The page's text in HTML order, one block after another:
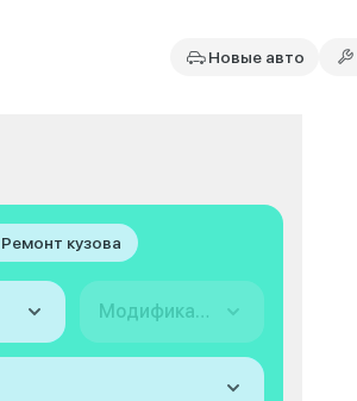
Новые авто
Ремонт кузова
Модификация